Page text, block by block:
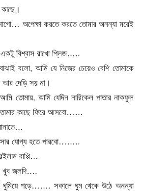
অপেক্ষা করতে করতে তোমার অনন্যা মরেই
একটু বিশ্বাস রাখো প্লিজ…..
বলো, আমি যে নিজের চেয়েও বেশি তোমাকে
দেড়ি সয় না।
আমি তোমায়, আমি যেদিন নারিকেল পাতার নাকফুল
তোমার কাছে ফিরে আসবো……
যোগ্য হতে পারবো……..
বাপ্পি…
খুব জলদি….
ঘুমিয়ে পড়ে……. সকালে ঘুম থেকে উঠে অনন্যা